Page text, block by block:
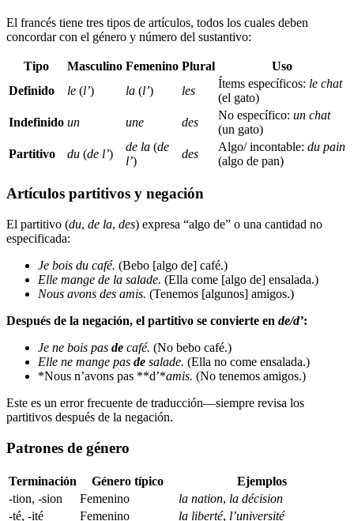
El francés tiene tres tipos de artículos, todos los cuales deben
concordar con el género y número del sustantivo:
Tipo Masculino Femenino Plural
Uso
Definido
le (l’) la (l’) les
Ítems específicos: le chat
(el gato)
Indefinido un une des
No específico: un chat
(un gato)
Partitivo
du (de l’)
de la (de
l’)
des
Algo/ incontable: du pain
(algo de pan)
Artículos partitivos y negación
El partitivo (du, de la, des) expresa “algo de” o una cantidad no
especificada:
Je bois du café. (Bebo [algo de] café.)
Elle mange de la salade. (Ella come [algo de] ensalada.)
Nous avons des amis. (Tenemos [algunos] amigos.)
Después de la negación, el partitivo se convierte en de/d’:
Je ne bois pas de café. (No bebo café.)
Elle ne mange pas de salade. (Ella no come ensalada.)
*Nous n’avons pas **d’*amis. (No tenemos amigos.)
Este es un error frecuente de traducción—siempre revisa los
partitivos después de la negación.
Patrones de género
Terminación Género típico
Ejemplos
-tion, -sion
Femenino la nation, la décision
-té, -ité
Femenino la liberté, l’université